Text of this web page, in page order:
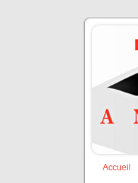
Accueil